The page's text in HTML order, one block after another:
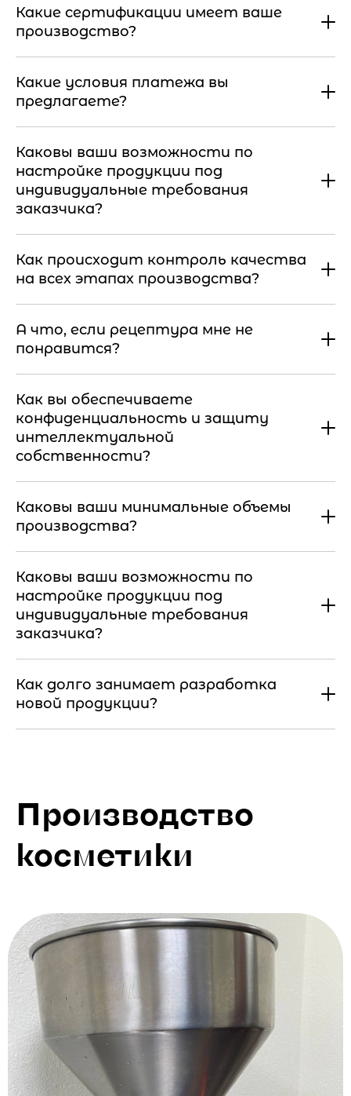
Какие сертификации имеет ваше
производство?
Какие условия платежа вы
предлагаете?
Каковы ваши возможности по
настройке продукции под
индивидуальные требования
заказчика?
Как происходит контроль качества
на всех этапах производства?
А что, если рецептура мне не
понравится?
Как вы обеспечиваете
конфиденциальность и защиту
интеллектуальной
собственности?
Каковы ваши минимальные объемы
производства?
Каковы ваши возможности по
настройке продукции под
индивидуальные требования
заказчика?
Как долго занимает разработка
новой продукции?
Производство
косметики